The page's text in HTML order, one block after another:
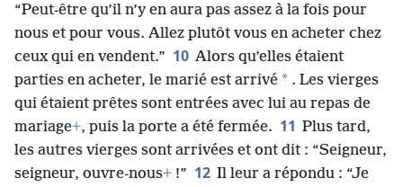
“Peut-être qu’il n’y en aura pas assez à la fois pour
nous et pour vous. Allez plutôt vous en acheter chez
ceux qui en vendent.” 10 Alors qu’elles étaient
parties en acheter, le marié est arrivé * . Les vierges
qui étaient prêtes sont entrées avec lui au repas de
mariage+, puis la porte a été fermée. 11 Plus tard,
les autres vierges sont arrivées et ont dit : “Seigneur,
seigneur, ouvre-nous+ !” 12 Il leur a répondu : “Je